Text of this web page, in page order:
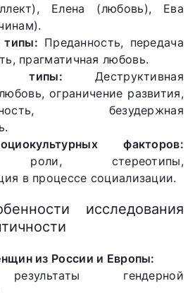
Елена (любовь), Ева
типы: Преданность, передача
прагматичная любовь.
типы: Деструктивная
ограничение развития,
безудержная
факторов:
роли, стереотипы,
в процессе социализации.
исследования
из России и Европы:
гендерной